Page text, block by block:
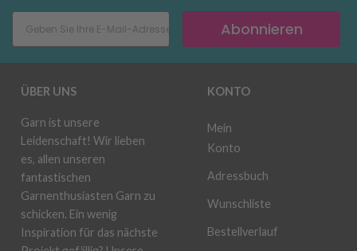
Abonnieren
ÜBER UNS
Garn ist unsere
Leidenschaft! Wir lieben
es, allen unseren
fantastischen
Garnenthusiasten Garn zu
schicken. Ein wenig
Inspiration für das nächste
KONTO
Mein
Konto
Adressbuch
Wunschliste
Bestellverlauf